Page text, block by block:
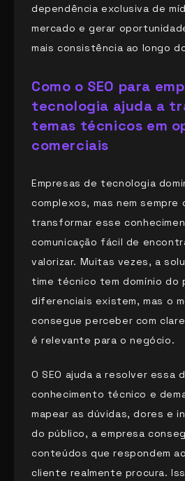
dependência exclusiva de
mercado e gerar
mais consistência ao longo
Como o SEO para
tecnologia ajuda a
temas técnicos em
comerciais
Empresas de tecnologia
complexos, mas nem sempre
transformar esse
comunicação fácil de
valorizar. Muitas vezes, a
time técnico tem domínio do
diferenciais existem, mas o
consegue perceber com
é relevante para o negócio.
O SEO ajuda a resolver essa
conhecimento técnico e
mapear as dúvidas, dores e
do público, a empresa
conteúdos que respondem
cliente realmente procura.